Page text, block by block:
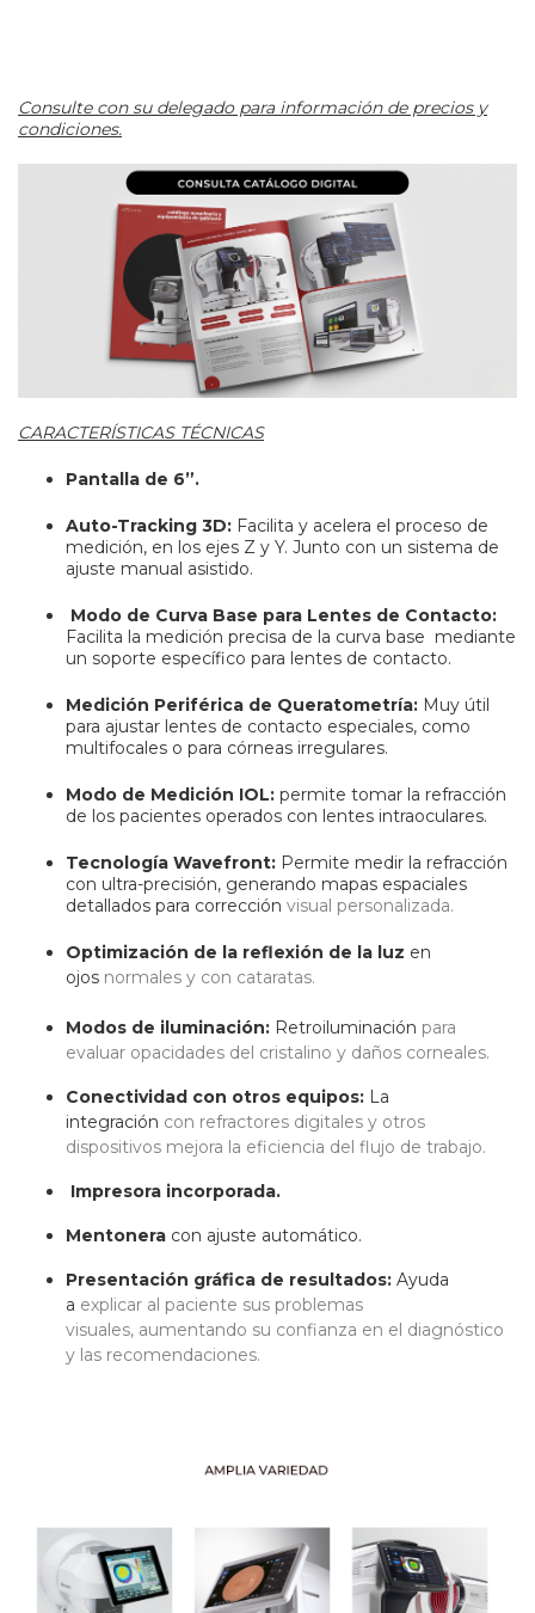
Consulte con su delegado para información de precios y
condiciones.
CARACTERÍSTICAS TÉCNICAS
Pantalla de 6”.
Auto-Tracking 3D: Facilita y acelera el proceso de
medición, en los ejes Z y Y. Junto con un sistema de
ajuste manual asistido.
Modo de Curva Base para Lentes de Contacto:
Facilita la medición precisa de la curva base mediante
un soporte específico para lentes de contacto.
Medición Periférica de Queratometría: Muy útil
para ajustar lentes de contacto especiales, como
multifocales o para córneas irregulares.
Modo de Medición IOL: permite tomar la refracción
de los pacientes operados con lentes intraoculares.
Tecnología Wavefront: Permite medir la refracción
con ultra-precisión, generando mapas espaciales
detallados para corrección visual personalizada.
Optimización de la reflexión de la luz en
ojos normales y con cataratas.
Modos de iluminación: Retroiluminación para
evaluar opacidades del cristalino y daños corneales.
Conectividad con otros equipos: La
integración con refractores digitales y otros
dispositivos mejora la eficiencia del flujo de trabajo.
Impresora incorporada.
Mentonera con ajuste automático.
Presentación gráfica de resultados: Ayuda
a explicar al paciente sus problemas
visuales, aumentando su confianza en el diagnóstico
y las recomendaciones.